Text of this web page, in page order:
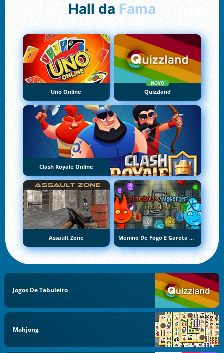
Hall da Fama
Uno Online
NOVO
Quizzland
Clash Royale Online
Assault Zone Menino De Fogo E Garota De Água 5: Elementos
Jogos De Tabuleiro
Mahjong